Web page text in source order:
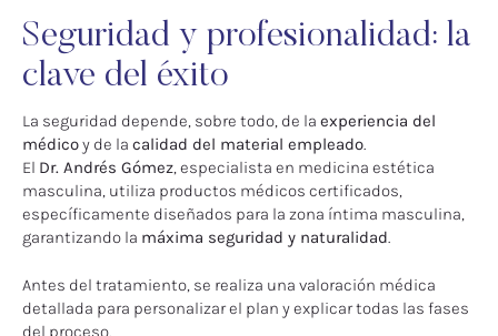
Seguridad y profesionalidad: la
clave del éxito
La seguridad depende, sobre todo, de la experiencia del
médicoy de la calidad del material empleado
El Dr. Andrés Gómez , especialista en medicina estética
masculina, utiliza productos médicos certificados,
específicamente diseñados para la zona íntima masculina,
garantizando la máxima seguridad y naturalidad
Antes del tratamiento, se realiza una valoración médica
detallada para personalizar el plan y explicar todas las fases
del proceso.